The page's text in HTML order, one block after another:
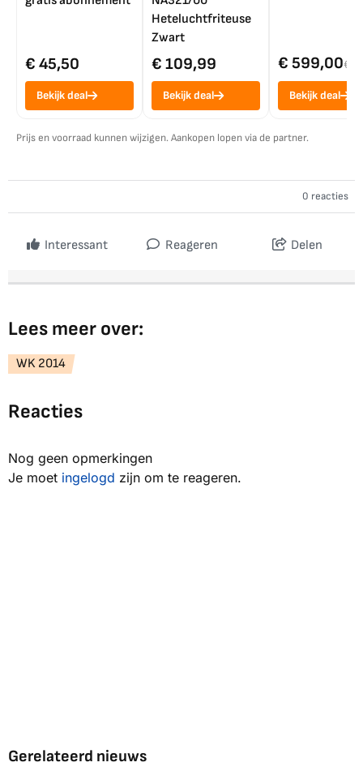
€ 45,50
Bekijk deal
Heteluchtfriteuse
Zwart
€ 109,99
Bekijk deal
€ 599,00€
Bekijk deal
Prijs en voorraad kunnen wijzigen. Aankopen lopen via de partner.
0 reacties
Interessant Reageren Delen
Lees meer over:
WK 2014
Reacties
Nog geen opmerkingen
Je moet ingelogd zijn om te reageren.
Gerelateerd nieuws